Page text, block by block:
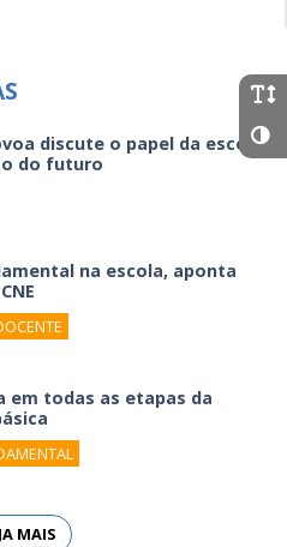
discute o papel da escola
do futuro
na escola, aponta
em todas as etapas da
MAIS